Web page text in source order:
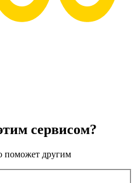
сервисом?
поможет другим